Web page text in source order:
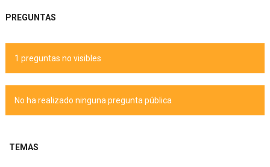
PREGUNTAS
1 preguntas no visibles
No ha realizado ninguna pregunta pública
TEMAS